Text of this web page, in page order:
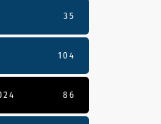
35
104
86